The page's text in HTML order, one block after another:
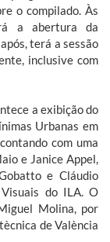
o compilado. Às
a abertura da
terá a sessão
inclusive com
a exibição do
Urbanas em
com uma
e Janice Appel,
e Cláudio
do ILA. O
Molina, por
de València